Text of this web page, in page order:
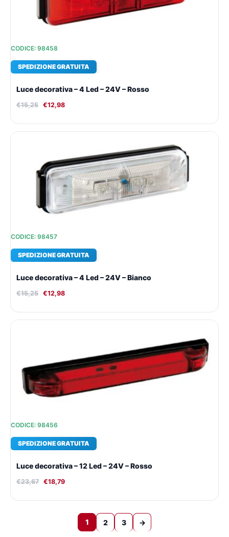
CODICE: 98458
SPEDIZIONE GRATUITA
Luce decorativa – 4 Led – 24V – Rosso
€15,25 €12,98
CODICE: 98457
SPEDIZIONE GRATUITA
Luce decorativa – 4 Led – 24V – Bianco
€15,25
era:
€15,25.
€12,98
è:
€12,98.
CODICE: 98456
SPEDIZIONE GRATUITA
Luce decorativa – 12 Led – 24V – Rosso
€23,67 €18,79
€18,79.
1 2 3 →